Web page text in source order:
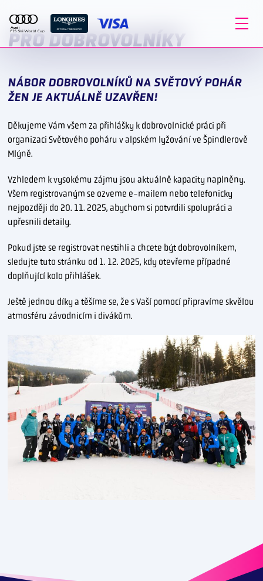
PRO DOBROVOLNÍKY
NÁBOR DOBROVOLNÍKŮ NA SVĚTOVÝ POHÁR
ŽEN JE AKTUÁLNĚ UZAVŘEN!
Děkujeme Vám všem za přihlášky k dobrovolnické práci při
organizaci Světového poháru v alpském lyžování ve Špindlerově
Mlýně.
Vzhledem k vysokému zájmu jsou aktuálně kapacity naplněny.
Všem registrovaným se ozveme e-mailem nebo telefonicky
nejpozději do 20. 11. 2025, abychom si potvrdili spolupráci a
upřesnili detaily.
Pokud jste se registrovat nestihli a chcete být dobrovolníkem,
sledujte tuto stránku od 1. 12. 2025, kdy otevřeme případné
doplňující kolo přihlášek.
Ještě jednou díky a těšíme se, že s Vaší pomocí připravíme skvělou
atmosféru závodnicím i divákům.